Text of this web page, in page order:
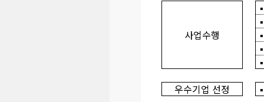
사업수행
우수기업 선정